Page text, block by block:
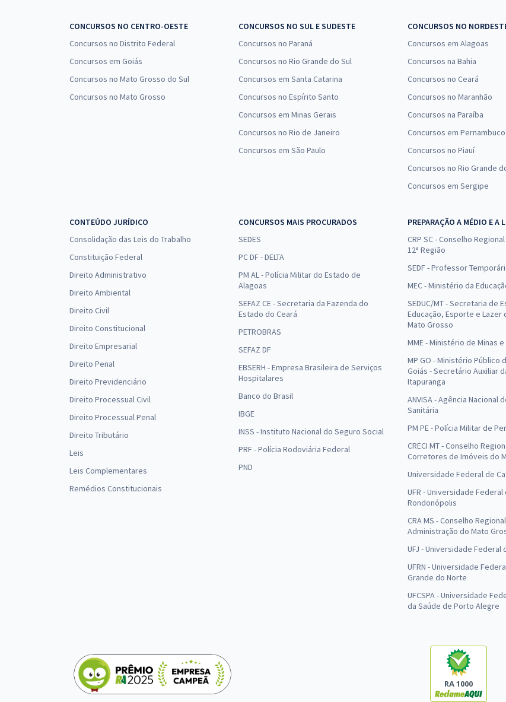
CONCURSOS NO CENTRO-OESTE
Concursos no Distrito Federal
Concursos em Goiás
Concursos no Mato Grosso do Sul
Concursos no Mato Grosso
CONCURSOS NO SUL E SUDESTE
Concursos no Paraná
Concursos no Rio Grande do Sul
Concursos em Santa Catarina
Concursos no Espírito Santo
Concursos em Minas Gerais
Concursos no Rio de Janeiro
Concursos em São Paulo
CONCURSOS NO
Concursos em Alagoas
Concursos na Bahia
Concursos no Ceará
Concursos no Maranhão
Concursos na Paraíba
Concursos em Pernambuco
Concursos no Piauí
Concursos no Rio Grande
Concursos em Sergipe
CONTEÚDO JURÍDICO
Consolidação das Leis do Trabalho
Constituição Federal
Direito Administrativo
Direito Ambiental
Direito Civil
Direito Constitucional
Direito Empresarial
Direito Penal
Direito Previdenciário
Direito Processual Civil
Direito Processual Penal
Direito Tributário
Leis
Leis Complementares
Remédios Constitucionais
CONCURSOS MAIS PROCURADOS
SEDES
PC DF - DELTA
PM AL - Polícia Militar do Estado de
Alagoas
SEFAZ CE - Secretaria da Fazenda do
Estado do Ceará
PETROBRAS
SEFAZ DF
EBSERH - Empresa Brasileira de Serviços
Hospitalares
Banco do Brasil
IBGE
INSS - Instituto Nacional do Seguro Social
PRF - Polícia Rodoviária Federal
PND
PREPARAÇÃO A MÉDIO E A
CRP SC - Conselho
12ª Região
SEDF - Professor
MEC - Ministério da
SEDUC/MT - Secretaria de
Educação, Esporte e Lazer
Mato Grosso
MME - Ministério de Minas
MP GO - Ministério Público
Goiás - Secretário Auxiliar
Itapuranga
ANVISA - Agência Nacional
Sanitária
PM PE - Polícia Militar de
CRECI MT - Conselho
Corretores de Imóveis do
Universidade Federal de
UFR - Universidade Federal
Rondonópolis
CRA MS - Conselho
Administração do Mato
UFJ - Universidade Federal
UFRN - Universidade
Grande do Norte
UFCSPA - Universidade
da Saúde de Porto Alegre
RA 1000